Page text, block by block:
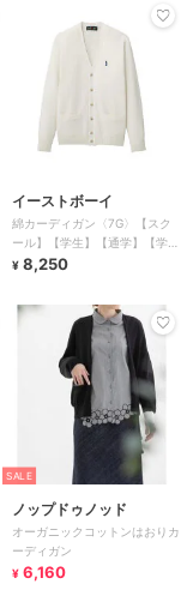
イーストボーイ
綿カーディガン〈7G〉【スク
ール】【学生】【通学】【学
校】
¥ 8,250
SALE
ノップドゥノッド
オーガニックコットンはおりカ
ーディガン
¥ 6,160